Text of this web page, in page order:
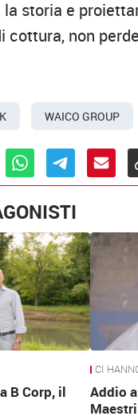
storia e
cottura, non
WAICO GROUP
B Corp, il
CI
Addio